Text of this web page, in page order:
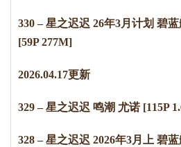
330 – 星之迟迟 26年3月计划 碧
[59P 277M]
2026.04.17更新
329 – 星之迟迟 鸣潮 尤诺 [115P
328 – 星之迟迟 2026年3月上 碧